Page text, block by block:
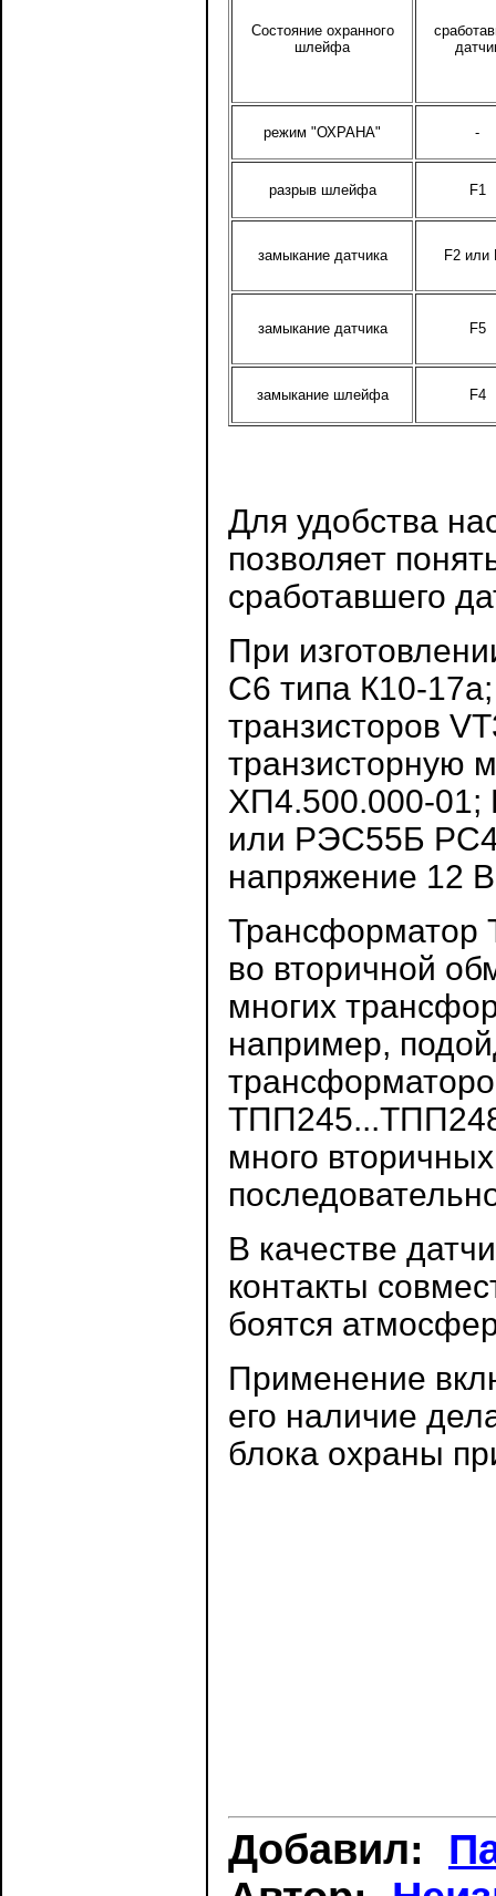
Состояние охранного
шлейфа
режим "ОХРАНА" -
разрыв шлейфа F1
замыкание датчика F2 или
замыкание датчика F5
замыкание шлейфа F4
Для удобства
позволяет
сработавшего
При
С6 типа К10-
транзисторов
транзисторную
ХП4.500.000-
или РЭС55Б
напряжение 12
Трансформатор
во вторичной
многих
например,
много
В качестве
контакты
боятся
Применение
его наличие
блока охраны
Добавил: